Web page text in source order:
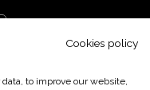
Cookies policy
to improve our website,